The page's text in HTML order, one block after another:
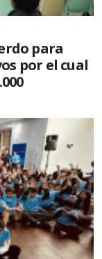
para
por el cual